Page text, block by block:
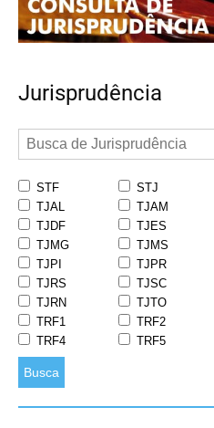
Jurisprudência
STF STJ
TJAL
TJAM
TJDF
TJES
TJMG
TJMS
TJPI
TJPR
TJRS
TJSC
TJRN
TJTO
TRF1
TRF2
TRF4
TRF5
Busca